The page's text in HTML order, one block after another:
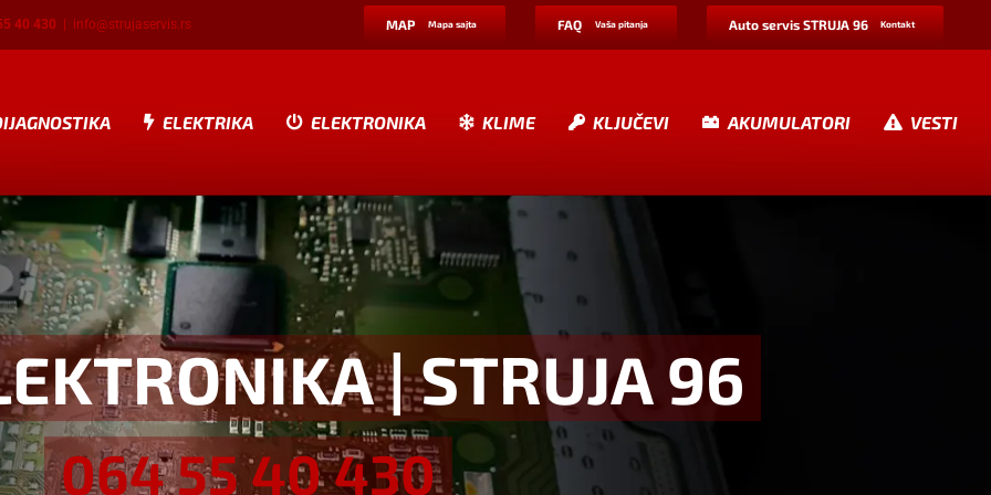
40 430 info@strujaservis.rs MAP Mapa sajta FAQ Vaša pitanja Auto servis STRUJA 96 Kontakt
ELEKTRIKA ELEKTRONIKA KLIME KLJUČEVI AKUMULATORI VESTI
| STRUJA 96
064 55 40 430